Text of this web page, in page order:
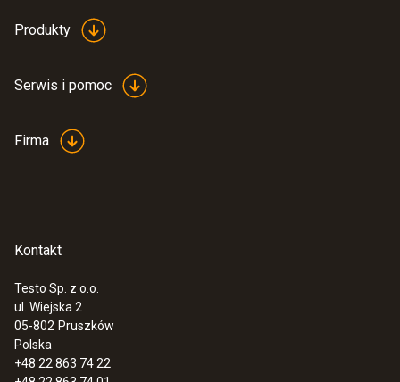
Produkty
Serwis i pomoc
Firma
Kontakt
Testo Sp. z o.o.
ul. Wiejska 2
05-802 Pruszków
Polska
+48 22 863 74 22